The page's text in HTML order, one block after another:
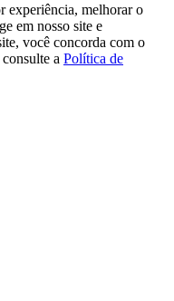
experiência, melhorar o
em nosso site e
você concorda com o
a Política de